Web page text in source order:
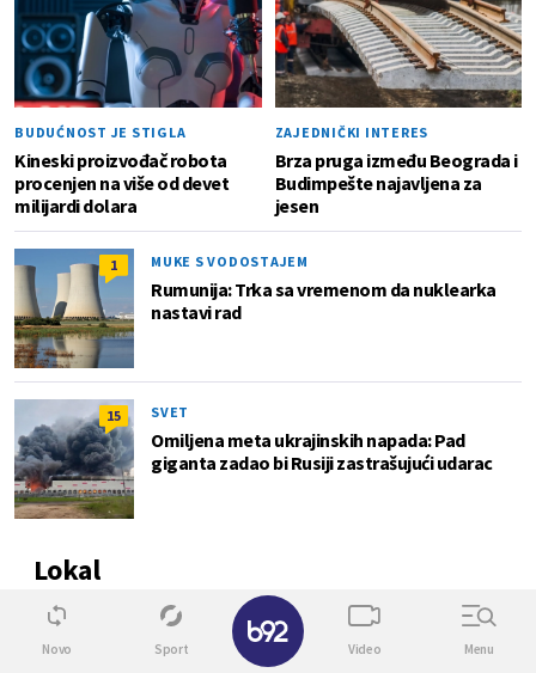
BUDUĆNOST JE STIGLA
Kineski proizvođač robota
procenjen na više od devet
milijardi dolara
ZAJEDNIČKI INTERES
Brza pruga između Beograda i
Budimpešte najavljena za
jesen
1 MUKE S VODOSTAJEM
Rumunija: Trka sa vremenom da nuklearka
nastavi rad
15 SVET
Omiljena meta ukrajinskih napada: Pad
giganta zadao bi Rusiji zastrašujući udarac
Lokal
0
Novo Sport Video Menu
✕